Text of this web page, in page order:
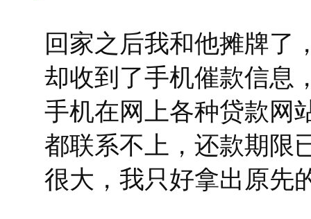
回家之后我和他摊牌了
却收到了手机催款信息
手机在网上各种贷款网
都联系不上，还款期限
很大，我只好拿出原先